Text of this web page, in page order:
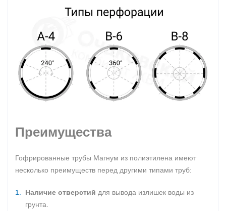
Преимущества
Гофрированные трубы Магнум из полиэтилена имеют
несколько преимуществ перед другими типами труб:
Наличие отверстий для вывода излишек воды из
грунта.